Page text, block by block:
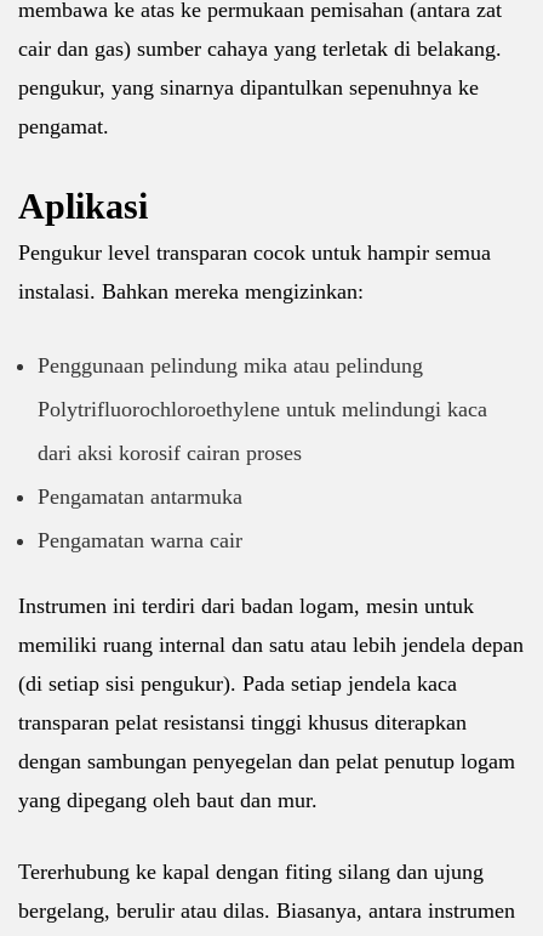
membawa ke atas ke permukaan pemisahan (antara zat
cair dan gas) sumber cahaya yang terletak di belakang.
pengukur, yang sinarnya dipantulkan sepenuhnya ke
pengamat.
Aplikasi
Pengukur level transparan cocok untuk hampir semua
instalasi. Bahkan mereka mengizinkan:
Penggunaan pelindung mika atau pelindung
Polytrifluorochloroethylene untuk melindungi kaca
dari aksi korosif cairan proses
Pengamatan antarmuka
Pengamatan warna cair
Instrumen ini terdiri dari badan logam, mesin untuk
memiliki ruang internal dan satu atau lebih jendela depan
(di setiap sisi pengukur). Pada setiap jendela kaca
transparan pelat resistansi tinggi khusus diterapkan
dengan sambungan penyegelan dan pelat penutup logam
yang dipegang oleh baut dan mur.
Tererhubung ke kapal dengan fiting silang dan ujung
bergelang, berulir atau dilas. Biasanya, antara instrumen